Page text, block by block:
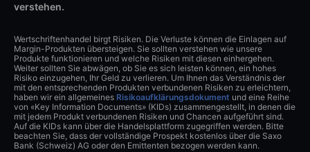
verstehen.
Wertschriftenhandel birgt Risiken. Die Verluste können die Einlagen auf
Margin-Produkten übersteigen. Sie sollten verstehen wie unsere
Produkte funktionieren und welche Risiken mit diesen einhergehen.
Weiter sollten Sie abwägen, ob Sie es sich leisten können, ein hohes
Risiko einzugehen, Ihr Geld zu verlieren. Um Ihnen das Verständnis der
mit den entsprechenden Produkten verbundenen Risiken zu erleichtern,
haben wir ein allgemeines Risikoaufklärungsdokument und eine Reihe
von «Key Information Documents» (KIDs) zusammengestellt, in denen die
mit jedem Produkt verbundenen Risiken und Chancen aufgeführt sind.
Auf die KIDs kann über die Handelsplattform zugegriffen werden. Bitte
beachten Sie, dass der vollständige Prospekt kostenlos über die Saxo
Bank (Schweiz) AG oder den Emittenten bezogen werden kann.